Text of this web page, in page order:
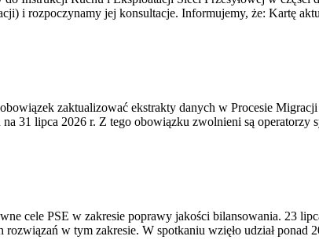
i rozpoczynamy jej konsultacje. Informujemy, że: Kartę
zaktualizować ekstrakty danych w Procesie
31 lipca 2026 r. Z tego obowiązku zwolnieni są
cele PSE w zakresie poprawy jakości bilansowania. 23
w tym zakresie. W spotkaniu wzięło udział ponad